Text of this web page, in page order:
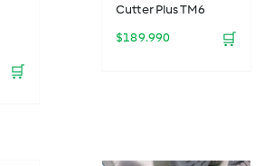
🛒
Cutter Plus TM6
$189.990 🛒